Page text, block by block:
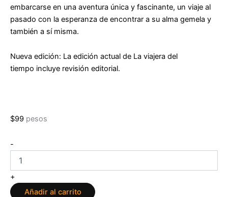
embarcarse en una aventura única y fascinante, un viaje al
pasado con la esperanza de encontrar a su alma gemela y
también a sí misma.
Nueva edición: La edición actual de La viajera del
tiempo incluye revisión editorial.
$99 pesos
-
viajera
del
tiempo
1
+
Añadir al carrito